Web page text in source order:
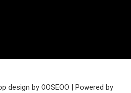
design by OOSEOO | Powered by